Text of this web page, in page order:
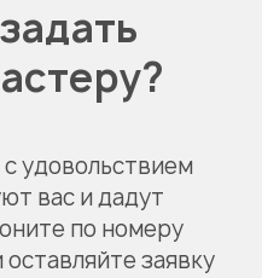
удовольствием
вас и дадут
по номеру
оставляйте заявку